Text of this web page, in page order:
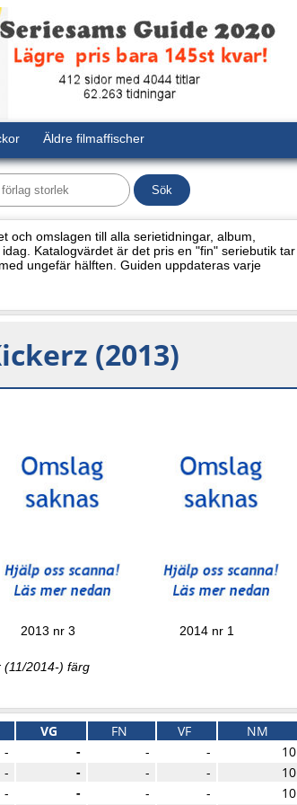
Äldre filmaffischer
och omslagen till alla serietidningar, album,
Katalogvärdet är det pris en "fin" seriebutik tar
ungefär hälften. Guiden uppdateras varje
(2013)
2013 nr 3
2014 nr 1
(11/2014-) färg
VG FN VF
NM
- - - -
10
- - - -
10
- - - -
10